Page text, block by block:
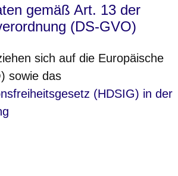
gemäß Art. 13 der
(DS-GVO)
sich auf die Europäische
sowie das
(HDSIG) in der